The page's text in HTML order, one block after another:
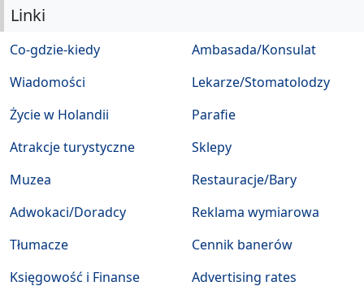
Linki
Co-gdzie-kiedy
Wiadomości
Życie w Holandii
Atrakcje turystyczne
Muzea
Ambasada/Konsulat
Lekarze/Stomatolodzy
Parafie
Sklepy
Restauracje/Bary
Adwokaci/Doradcy
Tłumacze
Księgowość i Finanse
Reklama wymiarowa
Cennik banerów
Advertising rates